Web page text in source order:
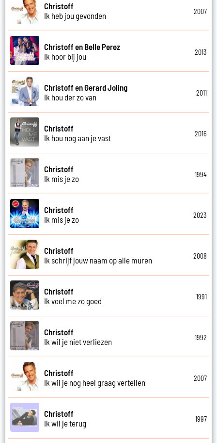
Christoff
Ik heb jou gevonden
2007
Christoff en Belle Perez
Ik hoor bij jou
2013
Christoff en Gerard Joling
Ik hou der zo van
2011
Christoff
Ik hou nog aan je vast
2016
Christoff
Ik mis je zo
1994
Christoff
Ik mis je zo
2023
Christoff
Ik schrijf jouw naam op alle muren
2008
Christoff
Ik voel me zo goed
1991
Christoff
Ik wil je niet verliezen
1992
Christoff
Ik wil je nog heel graag vertellen
2007
Christoff
Ik wil je terug
1997